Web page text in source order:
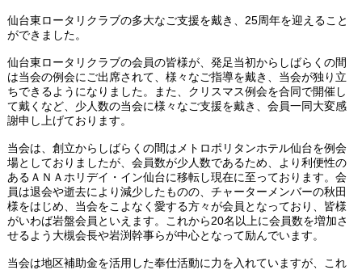
仙台東ロータリクラブの多大なご支援を戴き、25周年を迎えること
ができました。
仙台東ロータリクラブの会員の皆様が、発足当初からしばらくの間
は当会の例会にご出席されて、様々なご指導を戴き、当会が独り立
ちできるようになりました。また、クリスマス例会を合同で開催し
て戴くなど、少人数の当会に様々なご支援を戴き、会員一同大変感
謝申し上げております。
当会は、創立からしばらくの間はメトロポリタンホテル仙台を例会
場としておりましたが、会員数が少人数であるため、より利便性の
あるＡＮＡホリデイ・イン仙台に移転し現在に至っております。会
員は退会や逝去により減少したものの、チャーターメンバーの秋田
様をはじめ、当会をこよなく愛する方々が会員となっており、皆様
がいわば岩盤会員といえます。これから20名以上に会員数を増加さ
せるよう大槻会長や岩渕幹事らが中心となって励んでいます。
当会は地区補助金を活用した奉仕活動に力を入れていますが、これ